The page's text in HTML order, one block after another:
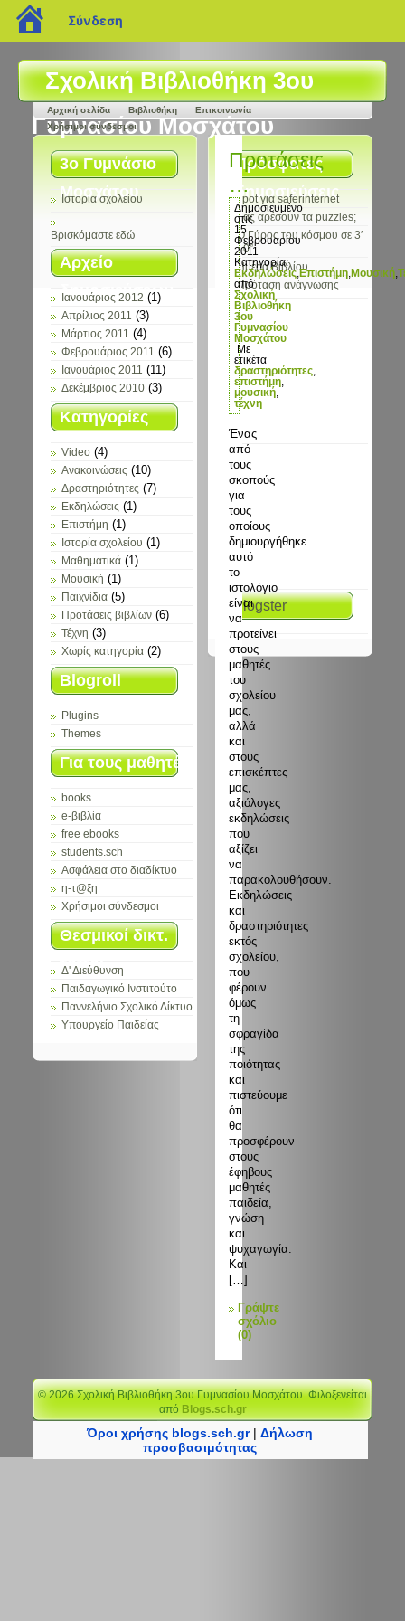
blogs.sch.gr
Σύνδεση
Σχολική Bιβλιοθήκη 3ου
Γυμνασίου Μοσχάτου
Αρχική σελίδα Βιβλιοθήκη
Επικοινωνία
Χρήσιμοι σύνδεσμοι
3ο Γυμνάσιο
Μοσχάτου
Ιστορία σχολείου
Βρισκόμαστε εδώ
Αρχείο
δημοσιεύσεων
Ιανουάριος 2012 (1)
Απρίλιος 2011 (3)
Μάρτιος 2011 (4)
Φεβρουάριος 2011 (6)
Ιανουάριος 2011 (11)
Δεκέμβριος 2010 (3)
Κατηγορίες
Video (4)
Ανακοινώσεις (10)
Δραστηριότητες (7)
Εκδηλώσεις (1)
Επιστήμη (1)
Ιστορία σχολείου (1)
Μαθηματικά (1)
Μουσική (1)
Παιχνίδια (5)
Προτάσεις βιβλίων (6)
Τέχνη (3)
Χωρίς κατηγορία (2)
Blogroll
Plugins
Themes
Για τους μαθητές
books
e-βιβλία
free ebooks
students.sch
Ασφάλεια στο διαδίκτυο
η-τ@ξη
Χρήσιμοι σύνδεσμοι
Θεσμικοί δικτ.
τόποι
Δ' Διεύθυνση
Παιδαγωγικό Ινστιτούτο
Παννελήνιο Σχολικό Δίκτυο
Υπουργείο Παιδείας
Πρόσφατες
δημοσιεύσεις
spot για saferinternet
Σας αρέσουν τα puzzles;
Ο Γύρος του κόσμου σε 3′
30”
Ημέρα Βιβλίου
Πρόταση ανάγνωσης
glogster
Προτάσεις
…
Δημοσιευμένο
στις
15
Φεβρουαρίου
2011
Κατηγορία:
Εκδηλώσεις,Επιστήμη Μουσική
από
Σχολική
Βιβλιοθήκη
3ου
Γυμνασίου
Μοσχάτου
Με
ετικέτα
δραστηριότητες
επιστήμη
μουσική
τέχνη
Ένας
από
τους
σκοπούς
για
τους
οποίους
δημιουργήθηκε
αυτό
το
ιστολόγιο
είναι
να
προτείνει
στους
μαθητές
του
σχολείου
μας,
αλλά
και
στους
επισκέπτες
μας,
αξιόλογες
εκδηλώσεις
που
αξίζει
να
παρακολουθήσουν.
Εκδηλώσεις
και
δραστηριότητες
εκτός
σχολείου,
που
φέρουν
όμως
τη
σφραγίδα
της
ποιότητας
και
πιστεύουμε
ότι
θα
προσφέρουν
στους
έφηβους
μαθητές
παιδεία,
γνώση
και
ψυχαγωγία.
Και
[…]
Γράψτε
σχόλιο
(0)
© 2026 Σχολική Bιβλιοθήκη 3ου Γυμνασίου Μοσχάτου. Φιλοξενείται
από Blogs.sch.gr
Όροι χρήσης blogs.sch.gr|Δήλωση
προσβασιμότητας